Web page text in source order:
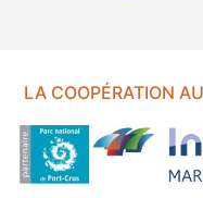
LA COOPÉRATION